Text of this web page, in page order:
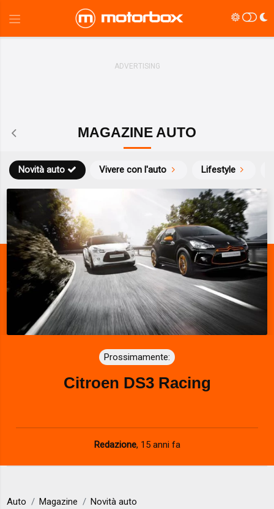
MAGAZINE AUTO
Novità auto Vivere con l'auto Lifestyle
Prossimamente:
Citroen DS3 Racing
Redazione, 15 anni fa
Auto Magazine Novità auto